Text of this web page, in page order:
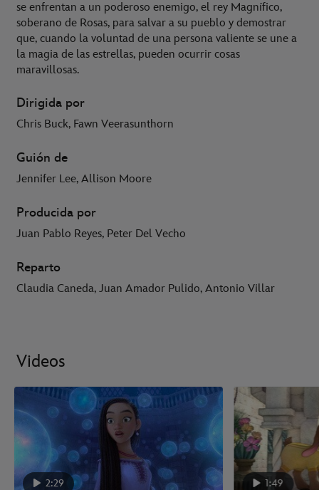
se enfrentan a un poderoso enemigo, el rey Magnífico,
soberano de Rosas, para salvar a su pueblo y demostrar
que, cuando la voluntad de una persona valiente se une a
la magia de las estrellas, pueden ocurrir cosas
maravillosas.
Dirigida por
Chris Buck, Fawn Veerasunthorn
Guión de
Jennifer Lee, Allison Moore
Producida por
Juan Pablo Reyes, Peter Del Vecho
Reparto
Claudia Caneda, Juan Amador Pulido, Antonio Villar
Videos
2:29 1:49